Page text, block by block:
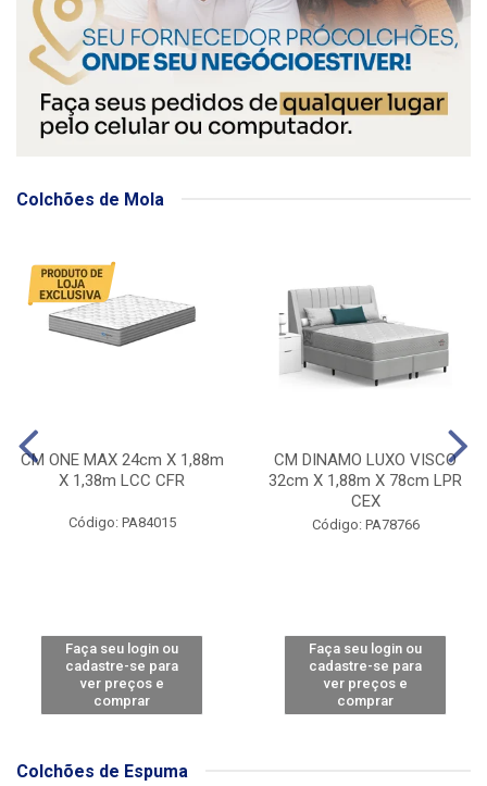
Colchões de Mola
CM ONE MAX 24cm X 1,88m
X 1,38m LCC CFR
Código: PA84015
Faça seu login ou
cadastre-se para
ver preços e
comprar
CM DINAMO LUXO VISCO
32cm X 1,88m X 78cm LPR
CEX
Código: PA78766
Faça seu login ou
cadastre-se para
ver preços e
comprar
Colchões de Espuma